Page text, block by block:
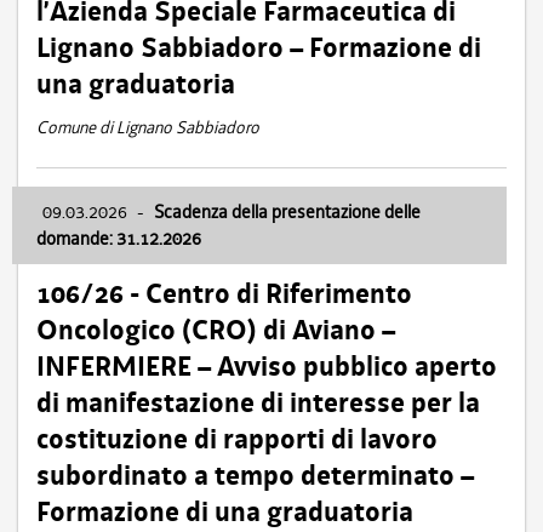
l’Azienda Speciale Farmaceutica di
Lignano Sabbiadoro – Formazione di
una graduatoria
Comune di Lignano Sabbiadoro
09.03.2026 - Scadenza della presentazione delle
domande: 31.12.2026
106/26 - Centro di Riferimento
Oncologico (CRO) di Aviano –
INFERMIERE – Avviso pubblico aperto
di manifestazione di interesse per la
costituzione di rapporti di lavoro
subordinato a tempo determinato –
Formazione di una graduatoria